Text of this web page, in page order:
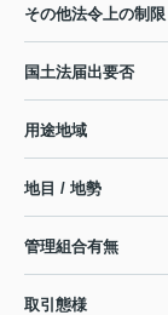
その他法令上の制限
国土法届出要否
用途地域
地目 / 地勢
管理組合有無
取引態様